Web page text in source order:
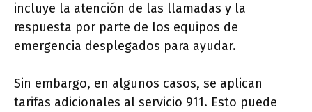
incluye la atención de las llamadas y la
respuesta por parte de los equipos de
emergencia desplegados para ayudar.
Sin embargo, en algunos casos, se aplican
tarifas adicionales al servicio 911. Esto puede